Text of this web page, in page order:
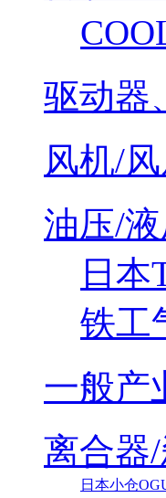
驱动器
风机/
油压/
日
铁工
一般产
离合器
日本小仓